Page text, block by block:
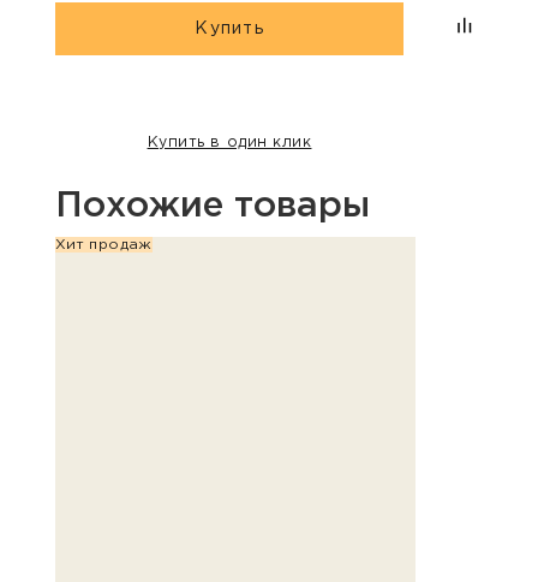
Купить
Купить в один клик
Похожие товары
Хит продаж